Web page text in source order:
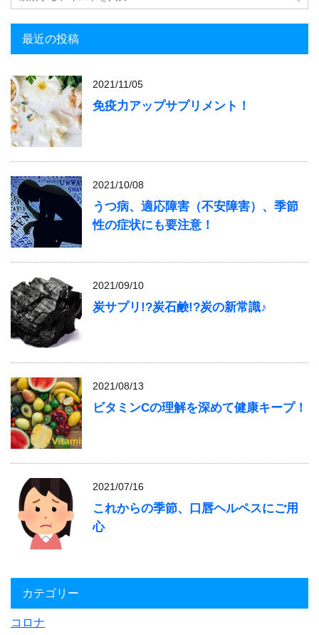
最近の投稿
2021/11/05
免疫力アップサプリメント！
2021/10/08
うつ病、適応障害（不安障害）、季節
性の症状にも要注意！
2021/09/10
炭サプリ!?炭石鹸!?炭の新常識♪
2021/08/13
ビタミンCの理解を深めて健康キープ！
2021/07/16
これからの季節、口唇ヘルペスにご用
心
カテゴリー
コロナ